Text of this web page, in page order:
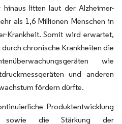
hinaus litten laut der Alzheimer-
als 1,6 Millionen Menschen in
Krankheit. Somit wird erwartet,
chronische Krankheiten die
wie
und anderen
fördern dürfte.
Produktentwicklung
sowie die Stärkung der